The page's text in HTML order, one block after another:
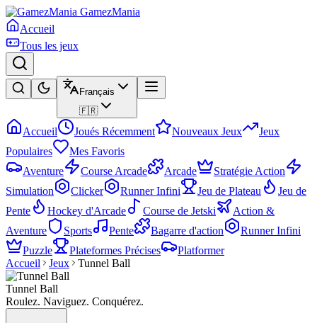
GamezMania
Accueil
Tous les jeux
Français
🇫🇷
Accueil Joués Récemment Nouveaux Jeux
Jeux
Populaires
Mes Favoris
Aventure
Course Arcade Arcade
Stratégie Action
Simulation
Clicker Runner Infini Jeu de Plateau
Jeu de
Pente
Hockey d'Arcade Course de Jetski
Action &
Aventure
Sports Pente Bagarre d'action
Runner Infini
Puzzle
Plateformes Précises
Platformer
Accueil
Jeux Tunnel Ball
Tunnel Ball
Roulez. Naviguez. Conquérez.